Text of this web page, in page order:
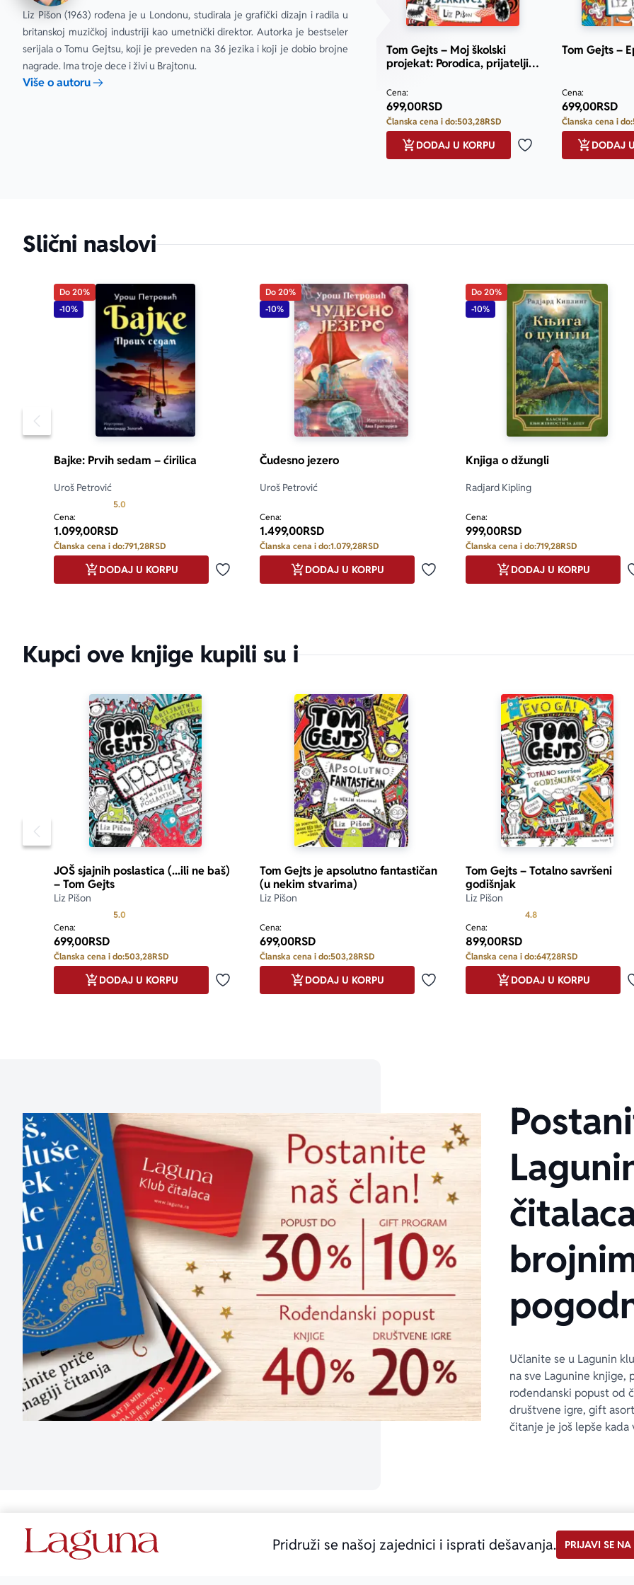
Liz Pišon (1963) rođena je u Londonu, studirala je grafički dizajn i radila u
britanskoj muzičkoj industriji kao umetnički direktor. Autorka je bestseler
serijala o Tomu Gejtsu, koji je preveden na 36 jezika i koji je dobio brojne
nagrade. Ima troje dece i živi u Brajtonu.
Više o autoru
Tom Gejts – Moj školski
projekat: Porodica, prijatelji i
Cena:
699,00RSD
Članska cena i do:503,28RSD
Dodaj u omiljene
DODAJ U KORPU
Tom Gejts –
Cena:
699,00RSD
Članska cena i do:
DODAJ
Slični naslovi
Pomeranje sadržaja slajdera u levo
Do 20%
-10%
Bajke: Prvih sedam – ćirilica
Uroš Petrović
5.0
Cena:
1.099,00RSD
Članska cena i do:791,28RSD
Dodaj u omiljene
DODAJ U KORPU
Do 20%
-10%
Čudesno jezero
Uroš Petrović
Cena:
1.499,00RSD
Članska cena i do:1.079,28RSD
Dodaj u omiljene
DODAJ U KORPU
Do 20%
-10%
Knjiga o džungli
Radjard Kipling
Cena:
999,00RSD
Članska cena i do:719,28RSD
DODAJ U KORPU
Kupci ove knjige kupili su i
Pomeranje sadržaja slajdera u levo
JOŠ sjajnih poslastica (...ili ne baš)
– Tom Gejts
Liz Pišon
5.0
Cena:
699,00RSD
Članska cena i do:503,28RSD
Dodaj u omiljene
DODAJ U KORPU
Tom Gejts je apsolutno fantastičan
(u nekim stvarima)
Liz Pišon
Cena:
699,00RSD
Članska cena i do:503,28RSD
Dodaj u omiljene
DODAJ U KORPU
Tom Gejts – Totalno savršeni
godišnjak
Liz Pišon
4.8Prosecna ocena je 4.8 od
Cena:
899,00RSD
Članska cena i do:647,28RSD
DODAJ U KORPU
Učlanite se u Lagunin
na sve Lagunine knjige,
rođendanski popust od
društvene igre, gift
čitanje je još lepše kada
Pridruži se našoj zajednici i isprati dešavanja. PRIJAVI SE NA